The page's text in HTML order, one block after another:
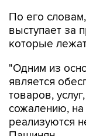
По его
выступает за
которые
"Одним из
является
товаров,
сожалению, на
реализуются